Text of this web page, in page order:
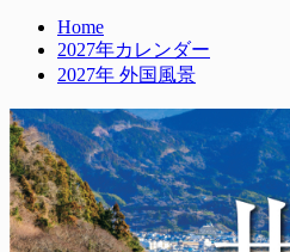
Home
2027年カレンダー
2027年 外国風景